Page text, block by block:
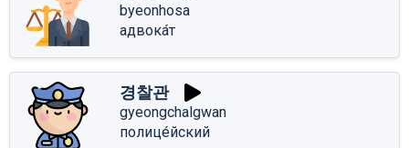
byeonhosa
адвока́т
경찰관
gyeongchalgwan
полице́йский